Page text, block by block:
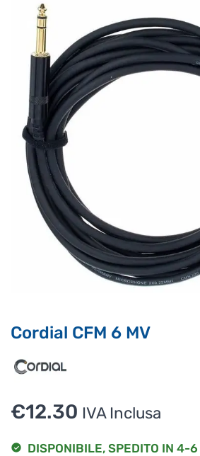
Cordial CFM 6 MV
€12.30 IVA Inclusa
DISPONIBILE, SPEDITO IN 4-6
Supporto clienti
Ciao, Come posso aiutarti?
Puoi chiedermi informazioni generali o
prodotti.
Per ottenere dettagli su un
assicurati di indicarne il nome